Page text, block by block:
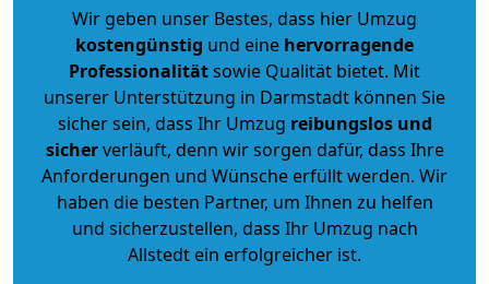
Wir geben unser Bestes, dass hier Umzug
kostengünstig und eine hervorragende
Professionalitätsowie Qualität bietet. Mit
unserer Unterstützung in Darmstadt können Sie
sicher sein, dass Ihr Umzug reibungslos und
sicherverläuft, denn wir sorgen dafür, dass Ihre
Anforderungen und Wünsche erfüllt werden. Wir
haben die besten Partner, um Ihnen zu helfen
und sicherzustellen, dass Ihr Umzug nach
Allstedt ein erfolgreicher ist.